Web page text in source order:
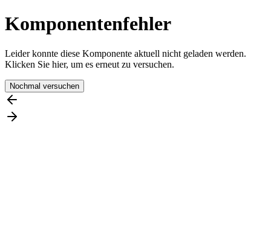
Komponentenfehler
Leider konnte diese Komponente aktuell nicht geladen werden.
Klicken Sie hier, um es erneut zu versuchen.
Nochmal versuchen